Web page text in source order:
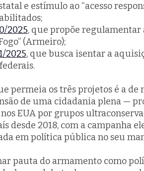
e estímulo ao “acesso
2025, que propõe regulamentar
(Armeiro);
2025, que busca isentar a
permeia os três projetos é a
de uma cidadania plena —
EUA por grupos
desde 2018, com a campanha
em política pública no seu
pauta do armamento como